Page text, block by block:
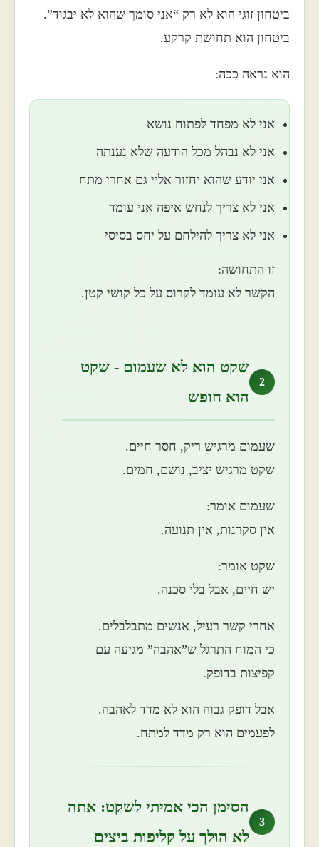
ביטחון זוגי הוא לא רק “אני סומך שהוא לא יבגוד”.
ביטחון הוא תחושת קרקע.
הוא נראה ככה:
אני לא מפחד לפתוח נושא
אני לא נבהל מכל הודעה שלא נענתה
אני יודע שהוא יחזור אליי גם אחרי מתח
אני לא צריך לנחש איפה אני עומד
אני לא צריך להילחם על יחס בסיסי
זו התחושה:
הקשר לא עומד לקרוס על כל קושי קטן.
2
שקט הוא לא שעמום - שקט
הוא חופש
שעמום מרגיש ריק, חסר חיים.
שקט מרגיש יציב, נושם, חמים.
שעמום אומר:
אין סקרנות, אין תנועה.
שקט אומר:
יש חיים, אבל בלי סכנה.
אחרי קשר רעיל, אנשים מתבלבלים.
כי המוח התרגל ש”אהבה” מגיעה עם
קפיצות בדופק.
אבל דופק גבוה הוא לא מדד לאהבה.
לפעמים הוא רק מדד למתח.
3
הסימן הכי אמיתי לשקט: אתה
לא הולך על קליפות ביצים